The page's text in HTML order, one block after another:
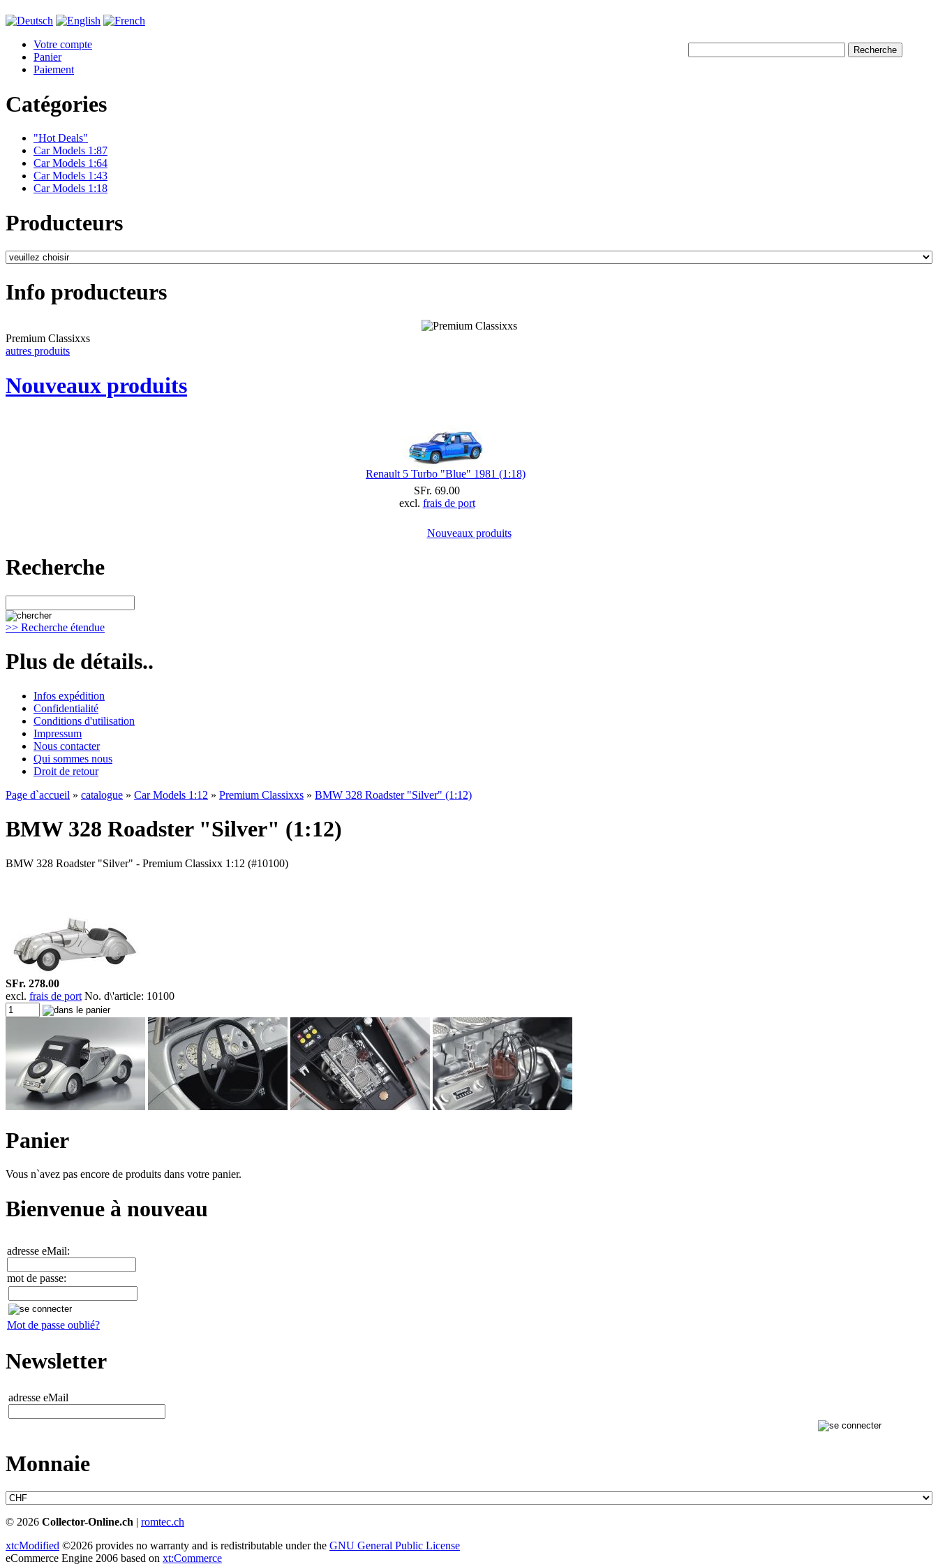
Votre compte
Panier
Paiement
Catégories
"Hot Deals"
Car Models 1:87
Car Models 1:64
Car Models 1:43
Car Models 1:18
Producteurs
Info producteurs
Premium Classixxs
autres produits
Nouveaux produits
Renault 5 Turbo "Blue" 1981 (1:18)
SFr. 69.00
excl. frais de port
Nouveaux produits
Recherche
>> Recherche étendue
Plus de détails..
Infos expédition
Confidentialité
Conditions d'utilisation
Impressum
Nous contacter
Qui sommes nous
Droit de retour
Page d`accueil » catalogue » Car Models 1:12 » Premium Classixxs » BMW 328 Roadster "Silver" (1:12)
BMW 328 Roadster "Silver" (1:12)
BMW 328 Roadster "Silver" - Premium Classixx 1:12 (#10100)
SFr. 278.00
excl. frais de port No. d\'article: 10100
Panier
Vous n`avez pas encore de produits dans votre panier.
Bienvenue à nouveau
adresse eMail:
mot de passe:
Mot de passe oublié?
Newsletter
adresse eMail
Monnaie
© 2026 Collector-Online.ch | romtec.ch
xtcModified ©2026 provides no warranty and is redistributable under the GNU General Public License
eCommerce Engine 2006 based on xt:Commerce